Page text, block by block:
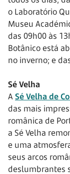
o Laboratório
Museu
das 09h00 às
Botânico está
no inverno; e
Sé Velha
ASé Velha de
das mais
românica de
a Sé Velha
e uma
seus arcos
deslumbrantes